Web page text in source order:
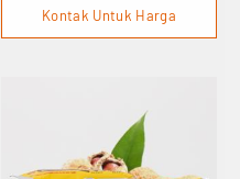
Kontak Untuk Harga